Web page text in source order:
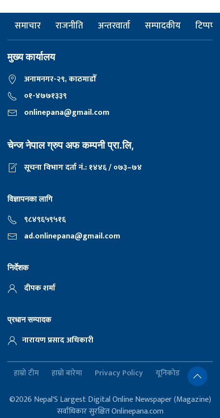
समाचार राजनीति अन्तरवार्ता सम्पादकीय टिप्पणी
मुख्य कार्यालय
अनामनगर-२९, काठमाडाैँ
०१-४७७१३३९
onlinepana@gmail.com
चेन्ज नेपाल ग्रुप अफ कम्पनी प्रा.लि,
सूचना विभाग दर्ता नं.: १४४६ / ०७३–७४
विज्ञापनका लागि
९८४९६५९५१६
ad.onlinepana@gmail.com
निर्देशक
दीपक शर्मा
प्रधान सम्पादक
नारायण प्रसाद अधिकारी
हाम्रो टीम हाम्रो बारेमा Privacy Policy यूनिकोड
©2026 Nepal'S Largest Digital Online Newspaper (Magazine)
सर्वाधिकार सुरक्षित Onlinepana.com